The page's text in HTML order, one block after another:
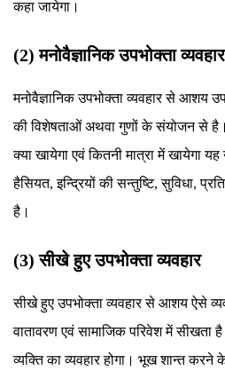
कहा जायेगा।
(2) मनोवैज्ञानिक उपभोक्ता व्यवहार
मनोवैज्ञानिक उपभोक्ता व्यवहार से आशय
की विशेषताओं अथवा गुणों के संयोजन से
क्या खायेगा एवं कितनी मात्रा में खायेगा
हैसियत, इन्द्रियों की सन्तुष्टि, सुविधा,
है।
(3) सीखे हुए उपभोक्ता व्यवहार
सीखे हुए उपभोक्ता व्यवहार से आशय ऐसे
वातावरण एवं सामाजिक परिवेश में सीखता
व्यक्ति का व्यवहार होगा। भूख शान्त करने